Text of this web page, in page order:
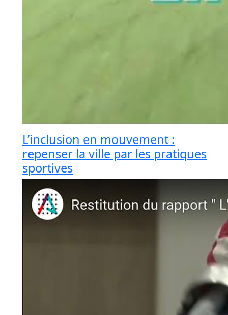
L’inclusion en mouvement :
repenser la ville par les pratiques
sportives